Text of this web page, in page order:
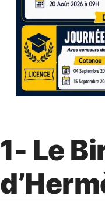
1- Le